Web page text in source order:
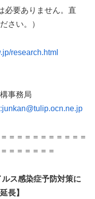
要ありません。直
さい。）
research.html
事務局
＝＝＝＝＝＝＝＝＝＝
＝＝＝＝＝＝
ス感染症予防対策に
長】